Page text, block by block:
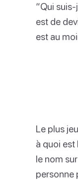
“Qui
est de
est au
Le plus
à quoi est
le nom
personne